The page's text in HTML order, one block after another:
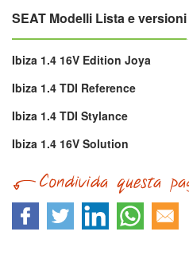
SEAT Modelli Lista e versioni
Ibiza 1.4 16V Edition Joya
Ibiza 1.4 TDI Reference
Ibiza 1.4 TDI Stylance
Ibiza 1.4 16V Solution